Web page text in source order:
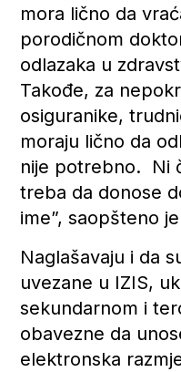
mora lično da
porodičnom
odlazaka u
Takođe, za
osiguranike,
moraju lično da
nije potrebno. Ni
treba da donose
ime”, saopšteno
Naglašavaju i da
uvezane u IZIS,
sekundarnom i
obavezne da
elektronska